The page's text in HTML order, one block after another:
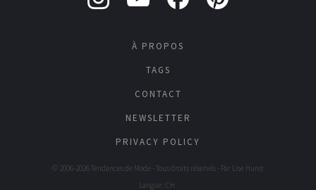
À PROPOS
TAGS
CONTACT
NEWSLETTER
PRIVACY POLICY
© 2006-2026 Tendances de Mode - Tous droits réservés - Par Lise Huret
Langue : CH